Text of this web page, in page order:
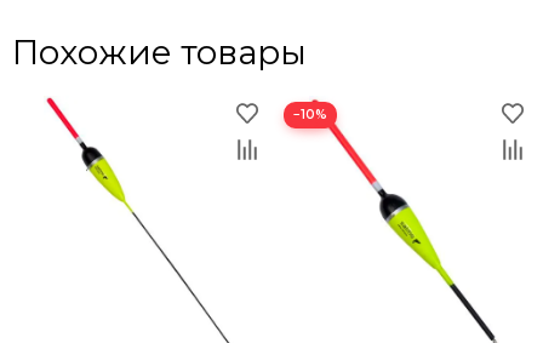
Похожие товары
−10%